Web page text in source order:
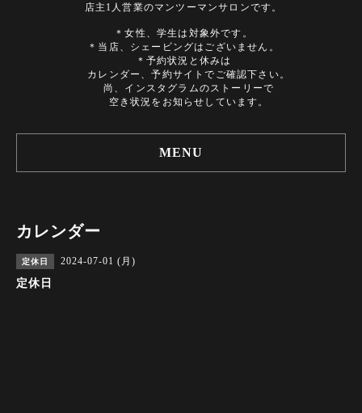
店主1人営業のマンツーマンサロンです。
＊女性、学生は対象外です。
＊当店、シェービングはございません。
＊予約状況と休みは
カレンダー、予約サイトでご確認下さい。
尚、インスタグラムのストーリーで
空き状況をお知らせしています。
MENU
カレンダー
定休日 2024-07-01 (月)
定休日